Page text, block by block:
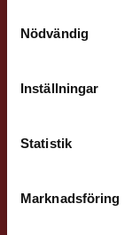
Nödvändig
Inställningar
Statistik
Marknadsföring
Vi erbjuder
att kunna